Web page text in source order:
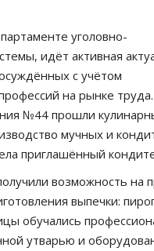
уголовно-
идёт активная
с учётом
на рынке
№44 прошли
мучных и
приглашённый
возможность на
выпечки:
обучались
утварью и